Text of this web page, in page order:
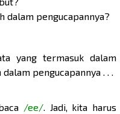
dalam pengucapannya?
yang termasuk dalam
pengucapannya . . .
/ee/. Jadi, kita harus